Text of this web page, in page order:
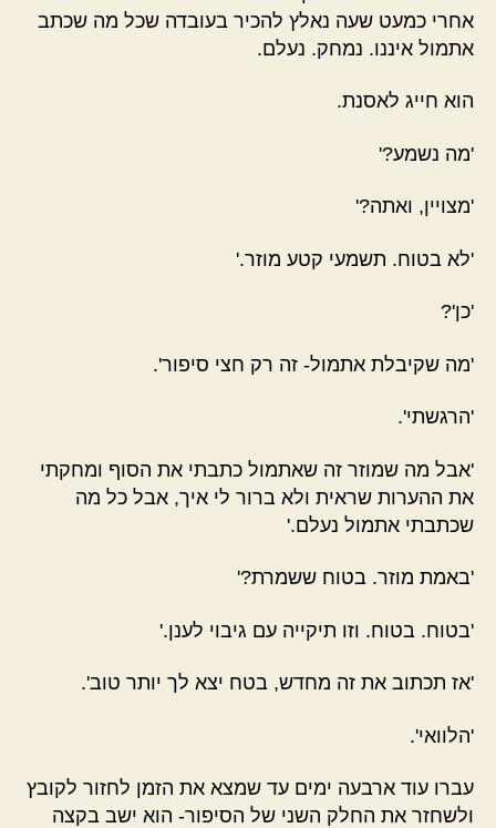
אחרי כמעט שעה נאלץ להכיר בעובדה שכל מה שכתב
אתמול איננו. נמחק. נעלם.
הוא חייג לאסנת.
'מה נשמע?'
'מצויין, ואתה?'
'לא בטוח. תשמעי קטע מוזר.'
'כן'?
'מה שקיבלת אתמול- זה רק חצי סיפור'.
'הרגשתי'.
'אבל מה שמוזר זה שאתמול כתבתי את הסוף ומחקתי
את ההערות שראית ולא ברור לי איך, אבל כל מה
שכתבתי אתמול נעלם.'
'באמת מוזר. בטוח ששמרת?'
'בטוח. בטוח. וזו תיקייה עם גיבוי לענן.'
'אז תכתוב את זה מחדש, בטח יצא לך יותר טוב'.
'הלוואי'.
עברו עוד ארבעה ימים עד שמצא את הזמן לחזור לקובץ
ולשחזר את החלק השני של הסיפור- הוא ישב בקצה